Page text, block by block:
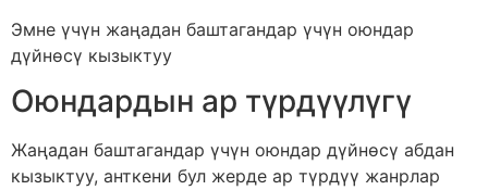
Эмне үчүн жаңадан баштагандар үчүн оюндар
дүйнөсү кызыктуу
Оюндардын ар түрдүүлүгү
Жаңадан баштагандар үчүн оюндар дүйнөсү абдан
кызыктуу, анткени бул жерде ар түрдүү жанрлар